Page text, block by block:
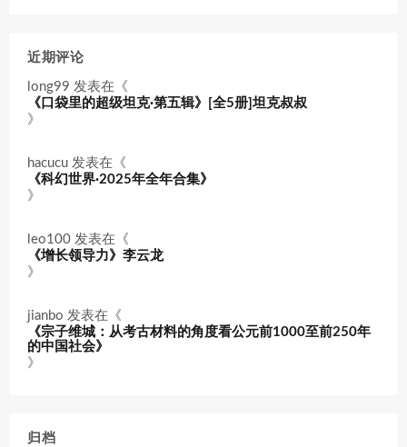
近期评论
long99 发表在《
《口袋里的超级坦克·第五辑》[全5册]坦克叔叔
》
hacucu 发表在《
《科幻世界·2025年全年合集》
》
leo100 发表在《
《增长领导力》李云龙
》
jianbo 发表在《
《宗子维城：从考古材料的角度看公元前1000至前250年
的中国社会》
》
归档